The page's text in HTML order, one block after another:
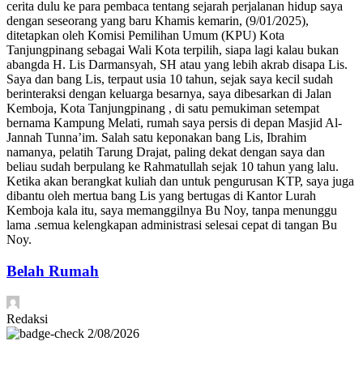
cerita dulu ke para pembaca tentang sejarah perjalanan hidup saya
dengan seseorang yang baru Khamis kemarin, (9/01/2025),
ditetapkan oleh Komisi Pemilihan Umum (KPU) Kota
Tanjungpinang sebagai Wali Kota terpilih, siapa lagi kalau bukan
abangda H. Lis Darmansyah, SH atau yang lebih akrab disapa Lis.
Saya dan bang Lis, terpaut usia 10 tahun, sejak saya kecil sudah
berinteraksi dengan keluarga besarnya, saya dibesarkan di Jalan
Kemboja, Kota Tanjungpinang , di satu pemukiman setempat
bernama Kampung Melati, rumah saya persis di depan Masjid Al-
Jannah Tunna’im. Salah satu keponakan bang Lis, Ibrahim
namanya, pelatih Tarung Drajat, paling dekat dengan saya dan
beliau sudah berpulang ke Rahmatullah sejak 10 tahun yang lalu.
Ketika akan berangkat kuliah dan untuk pengurusan KTP, saya juga
dibantu oleh mertua bang Lis yang bertugas di Kantor Lurah
Kemboja kala itu, saya memanggilnya Bu Noy, tanpa menunggu
lama .semua kelengkapan administrasi selesai cepat di tangan Bu
Noy.
Belah Rumah
Redaksi
2/08/2026